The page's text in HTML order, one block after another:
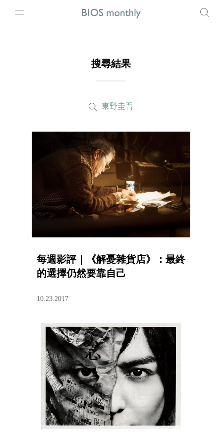
搜尋結果
東野圭吾
每週影評｜《解憂雜貨店》：最終
的選擇仍然要靠自己
10.23.2017